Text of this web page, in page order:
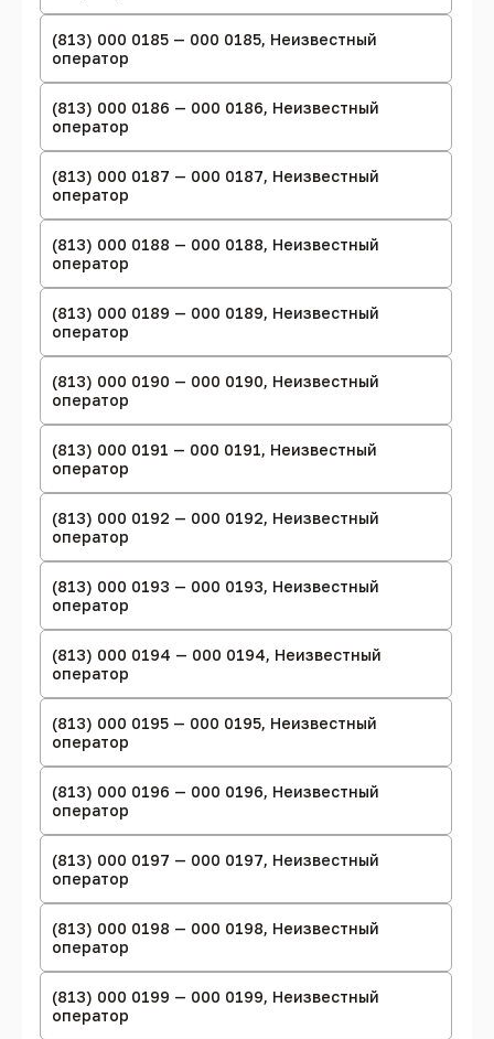
(813) 000 0185 — 000 0185, Неизвестный
оператор
(813) 000 0186 — 000 0186, Неизвестный
оператор
(813) 000 0187 — 000 0187, Неизвестный
оператор
(813) 000 0188 — 000 0188, Неизвестный
оператор
(813) 000 0189 — 000 0189, Неизвестный
оператор
(813) 000 0190 — 000 0190, Неизвестный
оператор
(813) 000 0191 — 000 0191, Неизвестный
оператор
(813) 000 0192 — 000 0192, Неизвестный
оператор
(813) 000 0193 — 000 0193, Неизвестный
оператор
(813) 000 0194 — 000 0194, Неизвестный
оператор
(813) 000 0195 — 000 0195, Неизвестный
оператор
(813) 000 0196 — 000 0196, Неизвестный
оператор
(813) 000 0197 — 000 0197, Неизвестный
оператор
(813) 000 0198 — 000 0198, Неизвестный
оператор
(813) 000 0199 — 000 0199, Неизвестный
оператор